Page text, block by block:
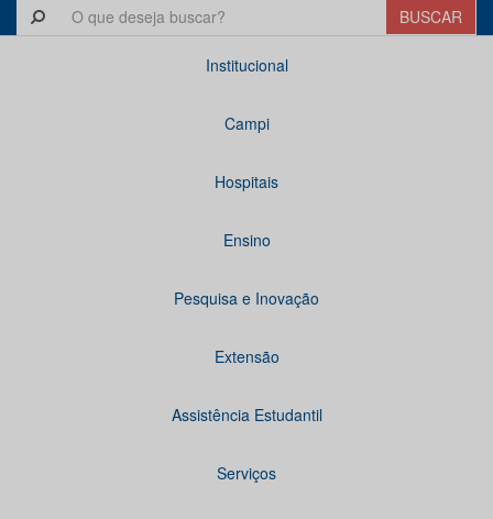
Institucional
Campi
Hospitais
Ensino
Pesquisa e Inovação
Extensão
Assistência Estudantil
Serviços